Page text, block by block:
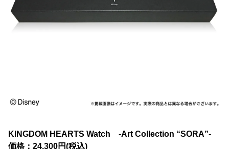
KINGDOM HEARTS Watch -Art Collection “SORA”-
価格：24,300円(税込)